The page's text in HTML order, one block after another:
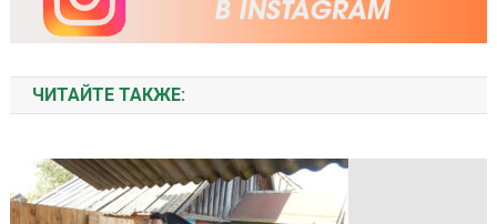
ЧИТАЙТЕ ТАКЖЕ: